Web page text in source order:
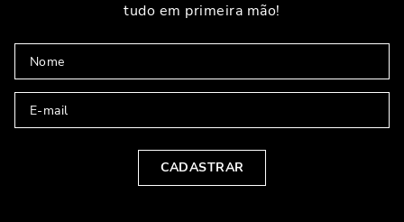
tudo em primeira mão!
CADASTRAR